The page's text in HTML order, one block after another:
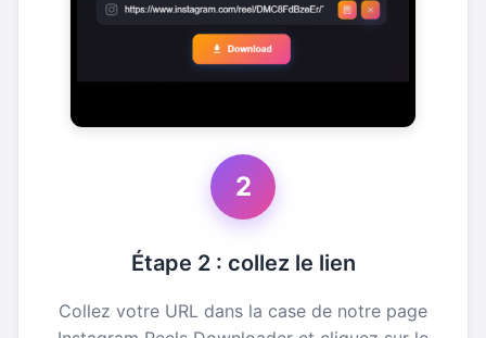
2
Étape 2 : collez le lien
Collez votre URL dans la case de notre page